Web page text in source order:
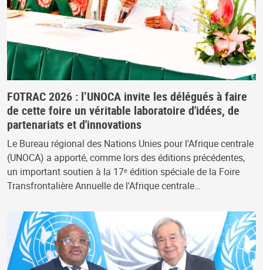
FOTRAC 2026 : l’UNOCA invite les délégués à faire
de cette foire un véritable laboratoire d'idées, de
partenariats et d'innovations
Le Bureau régional des Nations Unies pour l'Afrique centrale
(UNOCA) a apporté, comme lors des éditions précédentes,
un important soutien à la 17ᵉ édition spéciale de la Foire
Transfrontalière Annuelle de l'Afrique centrale…